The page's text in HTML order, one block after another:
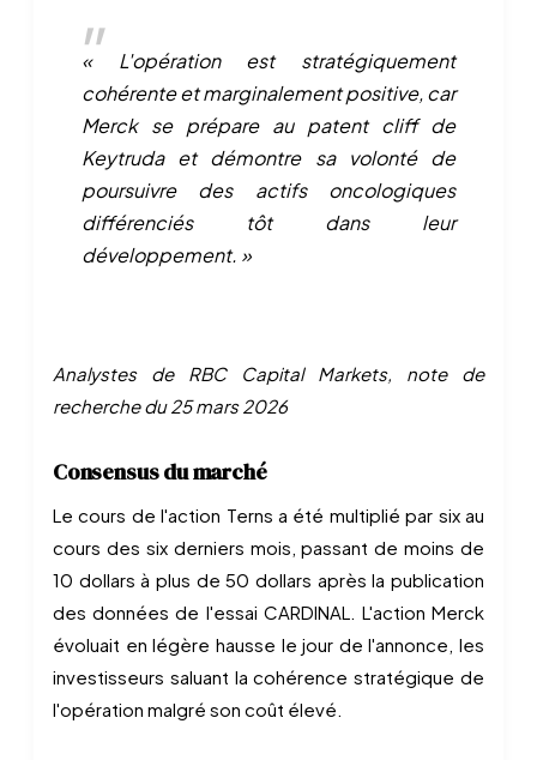
« L'opération est stratégiquement
cohérente et marginalement positive, car
Merck se prépare au patent cliff de
Keytruda et démontre sa volonté de
poursuivre des actifs oncologiques
différenciés tôt dans leur
développement. »
Analystes de RBC Capital Markets, note de
recherche du 25 mars 2026
Consensus du marché
Le cours de l'action Terns a été multiplié par six au
cours des six derniers mois, passant de moins de
10 dollars à plus de 50 dollars après la publication
des données de l'essai CARDINAL. L'action Merck
évoluait en légère hausse le jour de l'annonce, les
investisseurs saluant la cohérence stratégique de
l'opération malgré son coût élevé.